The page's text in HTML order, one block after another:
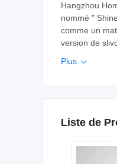
Hangzhou
nommé "
comme un
version de
Plus 
Liste de